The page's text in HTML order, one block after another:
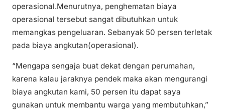
operasional.Menurutnya, penghematan biaya
operasional tersebut sangat dibutuhkan untuk
memangkas pengeluaran. Sebanyak 50 persen terletak
pada biaya angkutan(operasional).
“Mengapa sengaja buat dekat dengan perumahan,
karena kalau jaraknya pendek maka akan mengurangi
biaya angkutan kami, 50 persen itu dapat saya
gunakan untuk membantu warga yang membutuhkan,”